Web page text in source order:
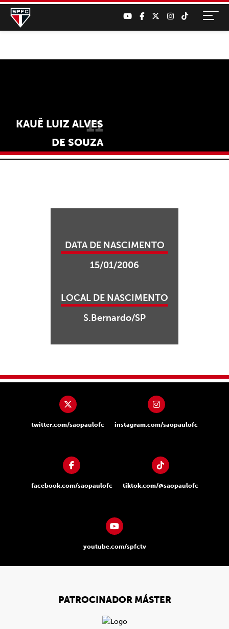
11
KAUÊ LUIZ ALVES
DE SOUZA
DATA DE NASCIMENTO
15/01/2006
LOCAL DE NASCIMENTO
S.Bernardo/SP
twitter.com/saopaulofc instagram.com/saopaulofc
facebook.com/saopaulofc tiktok.com/@saopaulofc
youtube.com/spfctv
PATROCINADOR MÁSTER